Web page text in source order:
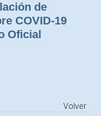
de
COVID-19
Oficial
Volver